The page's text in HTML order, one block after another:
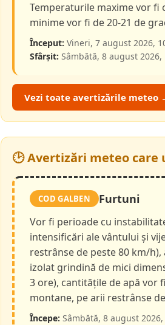
Temperaturile maxime vor fi
minime vor fi de 20-21 de
Început: Vineri, 7 august 2026,
Sfârșit: Sâmbătă, 8 august 2026,
Vezi toate avertizările meteo
🕑 Avertizări meteo care
COD GALBEN Furtuni
Vor fi perioade cu
intensificări ale vântului și
restrânse de peste 80 km/
izolat grindină de mici
3 ore), cantitățile de apă vor
montane, pe arii restrânse
Începe: Sâmbătă, 8 august 2026,